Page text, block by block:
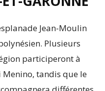
Jean-Moulin
Plusieurs
participeront à
Menino, tandis que le